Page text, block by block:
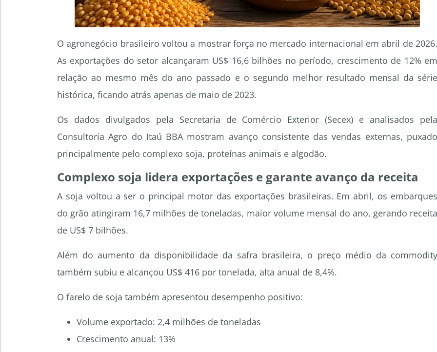
O agronegócio brasileiro voltou a mostrar força no mercado internacional em abril de 2026.
As exportações do setor alcançaram US$ 16,6 bilhões no período, crescimento de 12% em
relação ao mesmo mês do ano passado e o segundo melhor resultado mensal da série
histórica, ficando atrás apenas de maio de 2023.
Os dados divulgados pela Secretaria de Comércio Exterior (Secex) e analisados pela
Consultoria Agro do Itaú BBA mostram avanço consistente das vendas externas, puxado
principalmente pelo complexo soja, proteínas animais e algodão.
Complexo soja lidera exportações e garante avanço da receita
A soja voltou a ser o principal motor das exportações brasileiras. Em abril, os embarques
do grão atingiram 16,7 milhões de toneladas, maior volume mensal do ano, gerando receita
de US$ 7 bilhões.
Além do aumento da disponibilidade da safra brasileira, o preço médio da commodity
também subiu e alcançou US$ 416 por tonelada, alta anual de 8,4%.
O farelo de soja também apresentou desempenho positivo:
Volume exportado: 2,4 milhões de toneladas
Crescimento anual: 13%